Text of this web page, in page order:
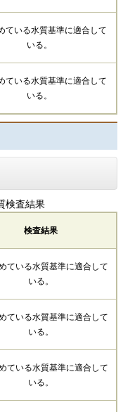
ている水質基準に適合して
いる。
ている水質基準に適合して
いる。
検査結果
検査結果
ている水質基準に適合して
いる。
ている水質基準に適合して
いる。
ている水質基準に適合して
いる。